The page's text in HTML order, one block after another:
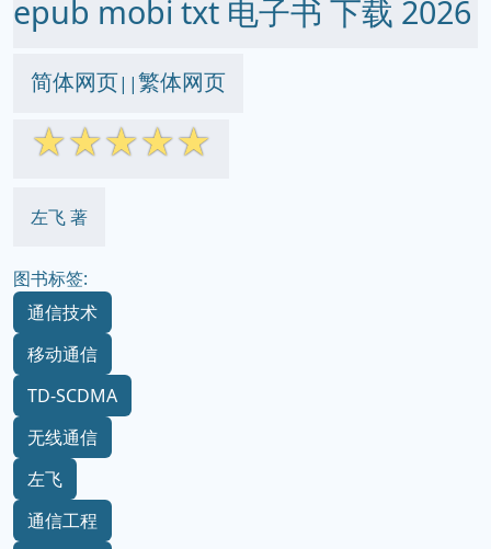
epub mobi txt 电子书 下载 2026
简体网页||繁体网页
☆☆☆☆☆
左飞 著
图书标签:
通信技术
移动通信
TD-SCDMA
无线通信
左飞
通信工程